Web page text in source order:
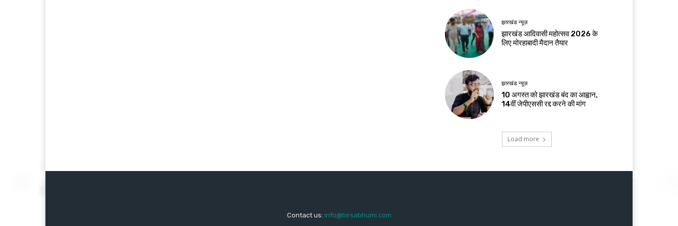
झारखंड न्यूज़
झारखंड आदिवासी महोत्सव 2026 के
लिए मोरहाबादी मैदान तैयार
झारखंड न्यूज़
10 अगस्त को झारखंड बंद का आह्वान,
14वीं जेपीएससी रद्द करने की मांग
Load more
Contact us: info@birsabhumi.com